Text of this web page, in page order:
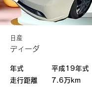
日産
ディーダ
​年式
平成19年式
​走行距離
7.6万km